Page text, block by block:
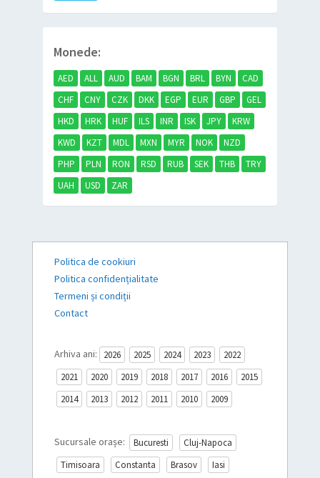
Monede:
AED ALL AUD BAM BGN BRL BYN
CAD
CHF
CNY CZK DKK EGP EUR GBP
GEL
HKD
HRK HUF ILS INR ISK JPY
KRW
KWD
KZT MDL MXN MYR NOK
NZD
PHP
PLN RON RSD RUB SEK THB
TRY
UAH
USD ZAR
Politica de cookiuri
Politica confidențialitate
Termeni și condiții
Contact
Arhiva ani: 2026 2025 2024 2023
2022
2021
2020 2019 2018 2017 2016
2015
2014
2013 2012 2011 2010 2009
Sucursale orașe: Bucuresti
Cluj-Napoca
Timisoara
Constanta Brasov Iasi